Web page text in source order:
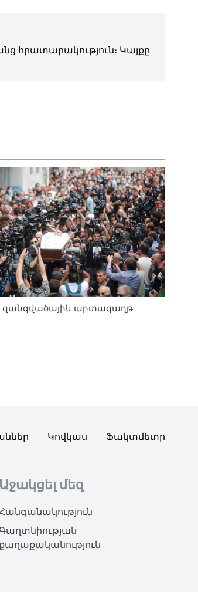
Կայքը
զանգվածային արտագաղթ
Կովկաս Ֆակտմետր
Աջակցել մեզ
քաղաքականություն